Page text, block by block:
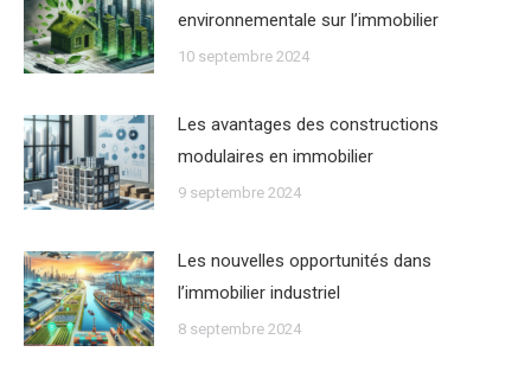
environnementale sur lʼimmobilier
10 septembre 2024
Les avantages des constructions
modulaires en immobilier
9 septembre 2024
Les nouvelles opportunités dans
lʼimmobilier industriel
8 septembre 2024